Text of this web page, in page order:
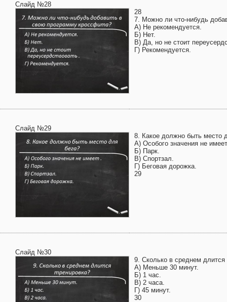
Слайд №28
28
7. Можно ли что-нибудь
А) Не рекомендуется.
Б) Нет.
В) Да, но не стоит
Г) Рекомендуется.
Слайд №29
8. Какое должно быть место
А) Особого значения не
Б) Парк.
В) Спортзал.
Г) Беговая дорожка.
29
Слайд №30
9. Сколько в среднем длится
А) Меньше 30 минут.
Б) 1 час.
В) 2 часа.
Г) 45 минут.
30